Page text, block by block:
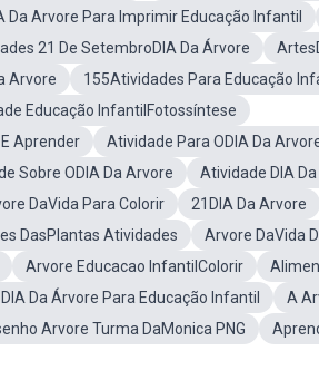
Da Arvore Para Imprimir Educação Infantil
21 De SetembroDIA Da Árvore
Arvore
155Atividades Para Educação
Educação InfantilFotossíntese
Aprender
Atividade Para ODIA Da
Sobre ODIA Da Arvore Atividade DIA
DaVida Para Colorir 21DIA Da Arvore
DasPlantas Atividades Arvore DaVida
Arvore Educacao InfantilColorir
Da Árvore Para Educação Infantil
A
Arvore Turma DaMonica PNG